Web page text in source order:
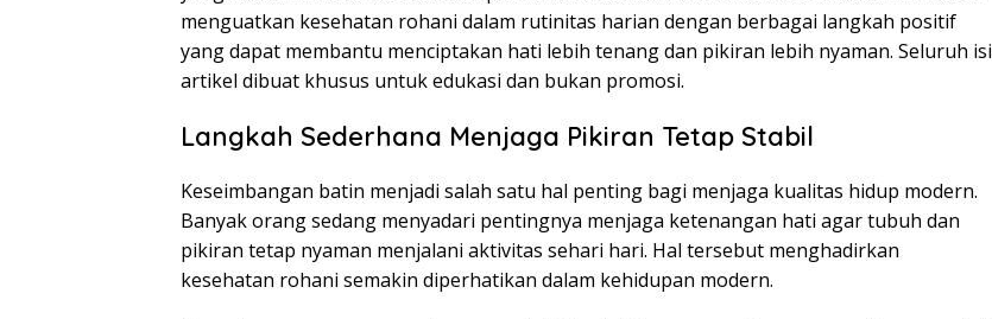
menguatkan kesehatan rohani dalam rutinitas harian dengan berbagai langkah positif
yang dapat membantu menciptakan hati lebih tenang dan pikiran lebih nyaman. Seluruh isi
artikel dibuat khusus untuk edukasi dan bukan promosi.
Langkah Sederhana Menjaga Pikiran Tetap Stabil
Keseimbangan batin menjadi salah satu hal penting bagi menjaga kualitas hidup modern.
Banyak orang sedang menyadari pentingnya menjaga ketenangan hati agar tubuh dan
pikiran tetap nyaman menjalani aktivitas sehari hari. Hal tersebut menghadirkan
kesehatan rohani semakin diperhatikan dalam kehidupan modern.